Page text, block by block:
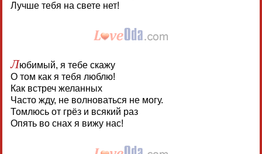
Лучше тебя на свете нет!
Любимый, я тебе скажу
О том как я тебя люблю!
Как встреч желанных
Часто жду, не волноваться не могу.
Томлюсь от грёз и всякий раз
Опять во снах я вижу нас!